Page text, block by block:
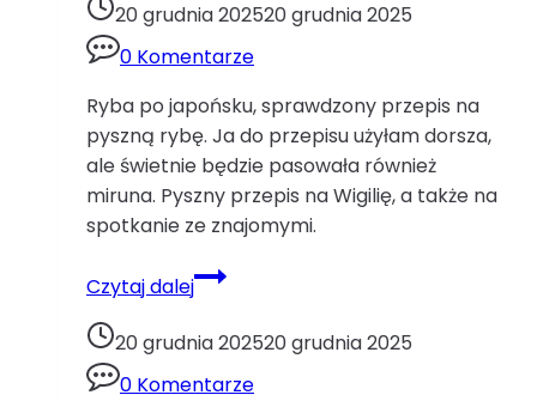
20 grudnia 202520 grudnia 2025
0 Komentarze
Ryba po japońsku, sprawdzony przepis na
pyszną rybę. Ja do przepisu użyłam dorsza,
ale świetnie będzie pasowała również
miruna. Pyszny przepis na Wigilię, a także na
spotkanie ze znajomymi.
Czytaj dalejRyba
po
japońskuBoże
Narodzenie
ogórki
20 grudnia 202520 grudnia 2025
0 Komentarze